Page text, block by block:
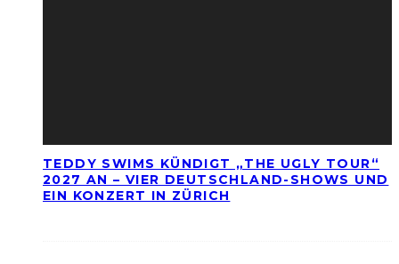
TEDDY SWIMS KÜNDIGT „THE UGLY TOUR“
2027 AN – VIER DEUTSCHLAND-SHOWS UND
EIN KONZERT IN ZÜRICH